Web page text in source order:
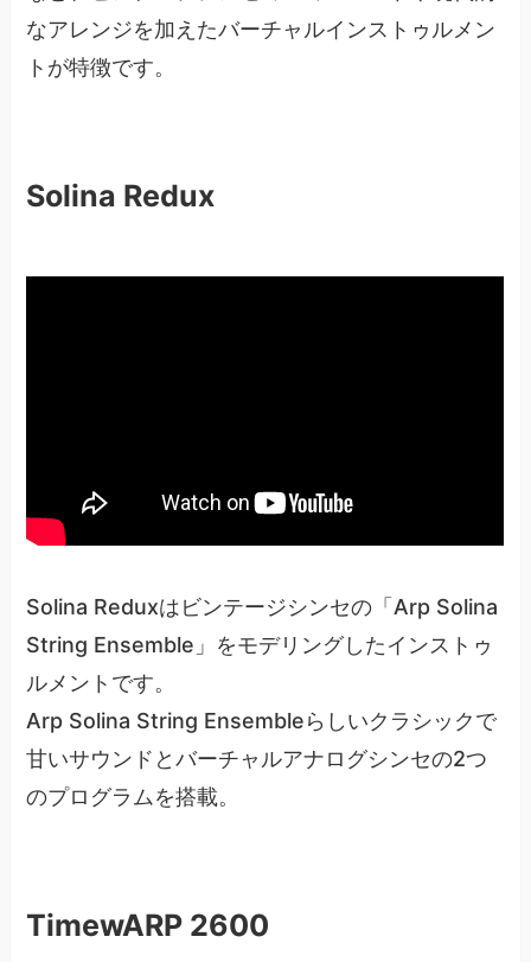
なアレンジを加えたバーチャルインストゥルメン
トが特徴です。
Solina Redux
Solina Reduxはビンテージシンセの「Arp Solina
String Ensemble」をモデリングしたインストゥ
ルメントです。
Arp Solina String Ensembleらしいクラシックで
甘いサウンドとバーチャルアナログシンセの2つ
のプログラムを搭載。
TimewARP 2600